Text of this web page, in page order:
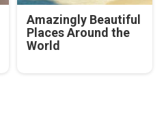
Amazingly Beautiful
Places Around the
World